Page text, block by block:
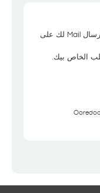
لضمان سرية معطيات الشخصية، قمت بإرسال Mail لك على
الخاص بيك.